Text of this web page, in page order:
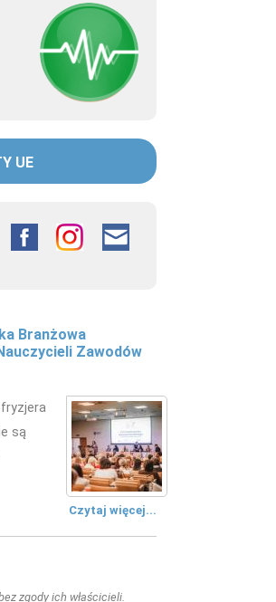
UE
Branżowa
Zawodów
są
Czytaj więcej...
zgody ich właścicieli.